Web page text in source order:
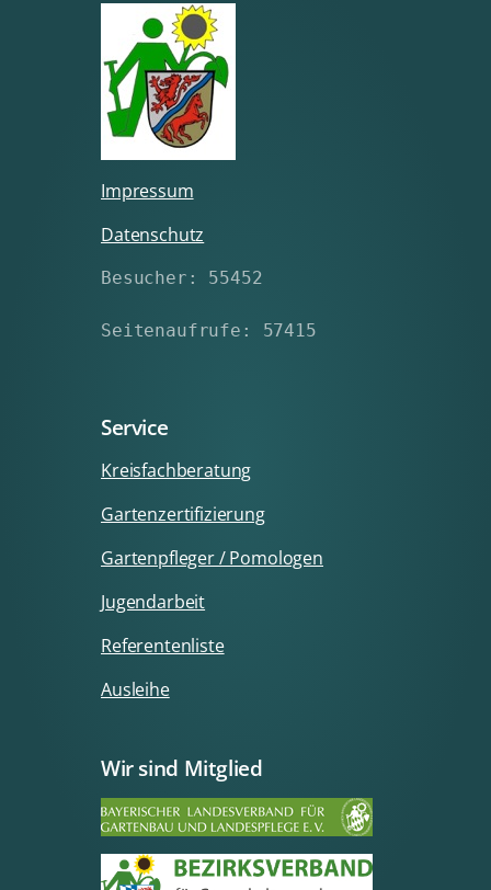
Impressum
Datenschutz
Besucher: 55452
Seitenaufrufe: 57415
Service
Kreisfachberatung
Gartenzertifizierung
Gartenpfleger / Pomologen
Jugendarbeit
Referentenliste
Ausleihe
Wir sind Mitglied